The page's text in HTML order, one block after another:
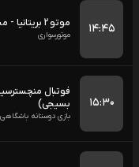
۱۴:۴۵ موتو 2 بریتانیا - مسابقه اصلی
موتورسواری
۱۵:۳۰
فوتبال
بسیجی)
بازی دوستانه باشگاهی